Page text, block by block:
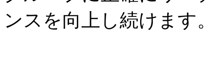
ンスを向上し続けます。